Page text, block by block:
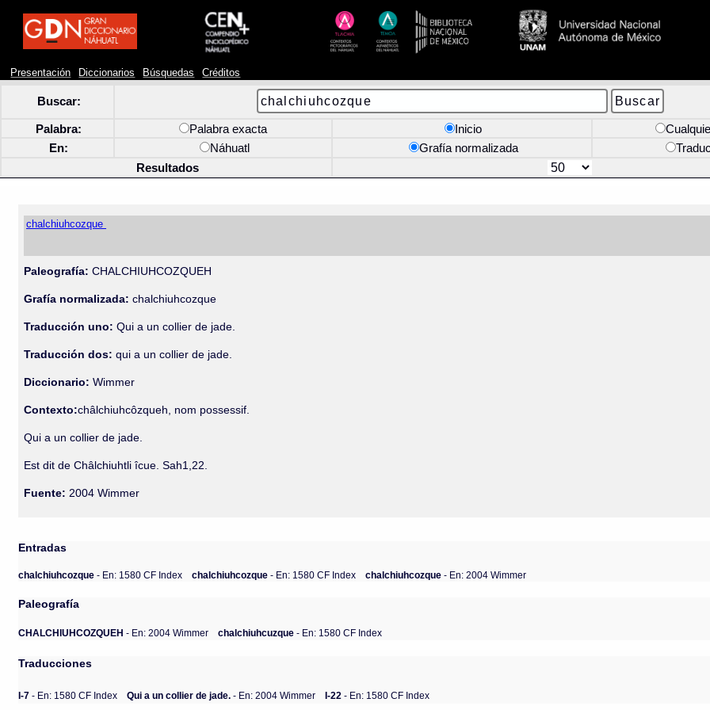
Presentación Diccionarios Búsquedas Créditos
Buscar:
Palabra: Palabra exacta Inicio
En:
Náhuatl Grafía normalizada
Resultados
chalchiuhcozque
Paleografía: CHALCHIUHCOZQUEH
Grafía normalizada: chalchiuhcozque
Traducción uno: Qui a un collier de jade.
Traducción dos: qui a un collier de jade.
Diccionario:Wimmer
Contexto:châlchiuhcôzqueh, nom possessif.
Qui a un collier de jade.
Est dit de Châlchiuhtli îcue. Sah1,22.
Fuente: 2004 Wimmer
Entradas
chalchiuhcozque- En: 1580 CF Index chalchiuhcozque- En: 1580 CF Index chalchiuhcozque- En: 2004 Wimmer
Paleografía
CHALCHIUHCOZQUEH - En: 2004 Wimmer chalchiuhcuzque - En: 1580 CF Index
Traducciones
I-7 - En: 1580 CF Index Qui a un collier de jade. - En: 2004 Wimmer I-22 - En: 1580 CF Index